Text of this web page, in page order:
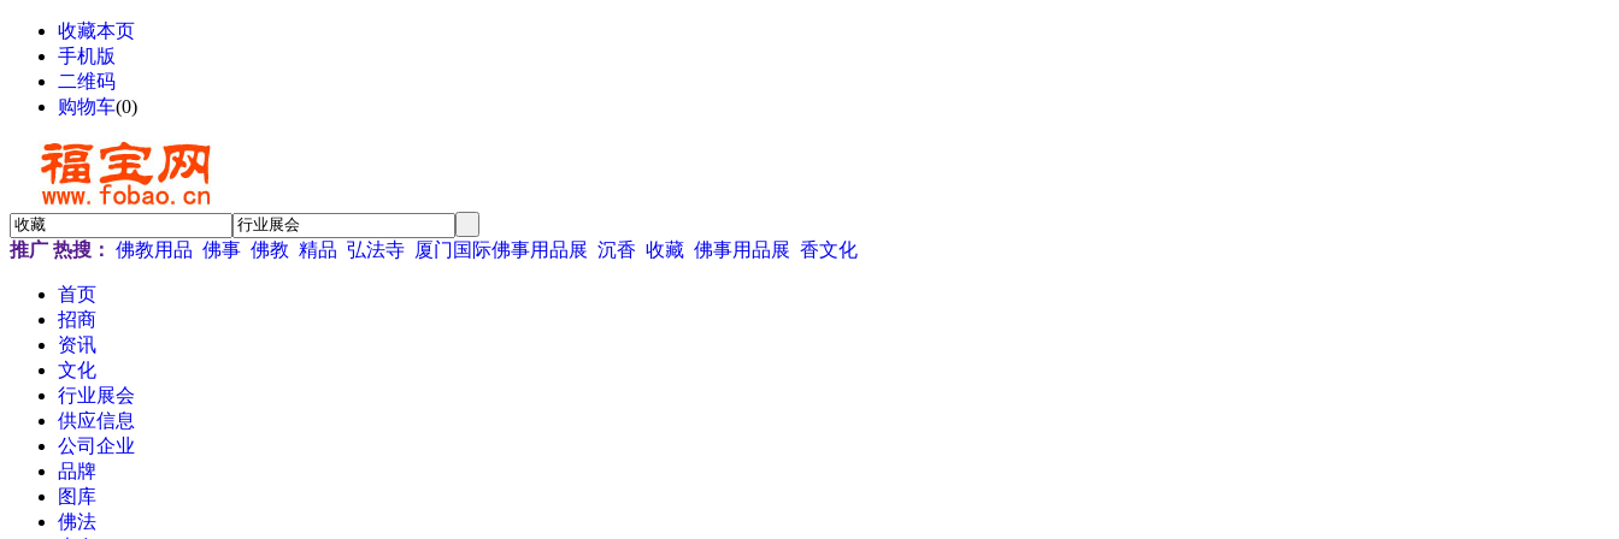
收藏本页
手机版
二维码
购物车(0)
推广 热搜： 佛教用品 佛事 佛教 精品 弘法寺 厦门国际佛事用品展 沉香 收藏 佛事用品展 香文化
首页
招商
资讯
文化
行业展会
供应信息
公司企业
品牌
图库
佛法